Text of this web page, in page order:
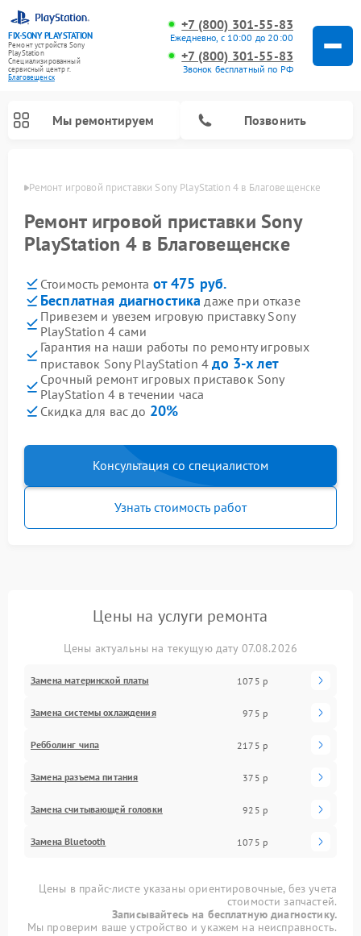
FIX-SONY PLAYSTATION
Ремонт устройств Sony
PlayStation
Специализированный
cервисный центр г.
Благовещенск
+7 (800) 301-55-83
Ежедневно, с 10:00 до 20:00
+7 (800) 301-55-83
Звонок бесплатный по РФ
Мы ремонтируем Позвонить
Ремонт игровой приставки Sony PlayStation 4 в Благовещенске
Ремонт игровой приставки Sony
PlayStation 4 в Благовещенске
Стоимость ремонта от 475 руб.
Бесплатная диагностика даже при отказе
Привезем и увезем игровую приставку Sony
PlayStation 4 сами
Гарантия на наши работы по ремонту игровых
приставок Sony PlayStation 4до 3-х лет
Срочный ремонт игровых приставок Sony
PlayStation 4 в течении часа
Скидка для вас до 20%
Консультация со специалистом
Узнать стоимость работ
Цены на услуги ремонта
Цены актуальны на текущую дату 07.08.2026
Замена материнской платы 1075 р
Замена системы охлаждения 975 р
Ребболинг чипа 2175 р
Замена разъема питания 375 р
Замена считывающей головки 925 р
Замена Bluetooth 1075 р
Цены в прайс-листе указаны ориентировочные, без учета
стоимости запчастей.
Записывайтесь на бесплатную диагностику.
Мы проверим ваше устройство и укажем на неисправность.